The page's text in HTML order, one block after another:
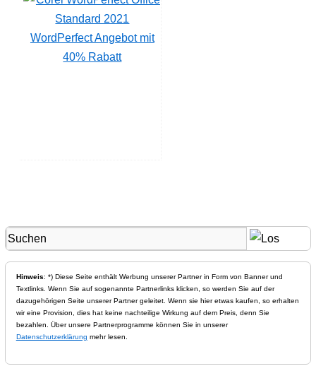
WordPerfect Angebot mit
40% Rabatt
Hinweis: *) Diese Seite enthält Werbung unserer Partner in Form von Banner und
Textlinks. Wenn Sie auf sogenannte Partnerlinks klicken, so werden Sie auf der
dazugehörigen Seite unserer Partner geleitet. Wenn sie hier etwas kaufen, so erhalten
wir eine Provision, dies hat keine nachteilige Wirkung auf dem Preis, denn Sie
bezahlen. Über unsere Partnerprogramme können Sie in unserer
Datenschutzerklärung mehr lesen.